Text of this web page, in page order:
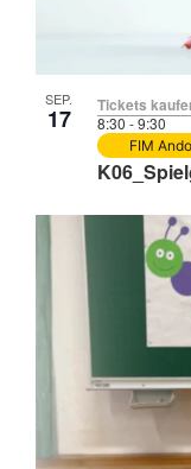
SEP.
17 8:30-9:30
FIM
Tickets